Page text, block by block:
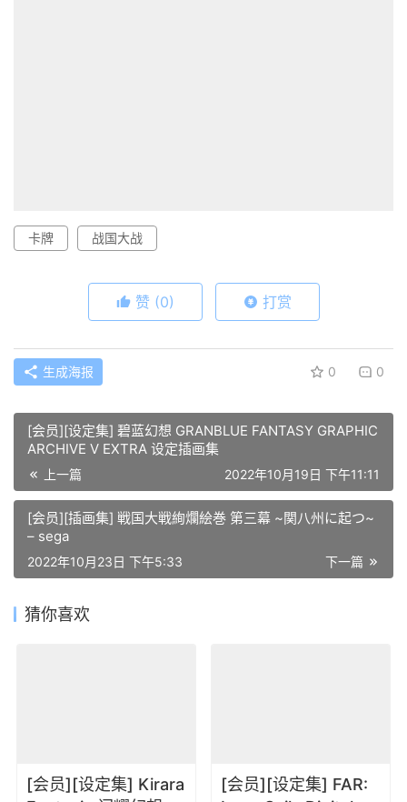
卡牌 战国大战
赞 (0) 打赏
生成海报 0 0
[会员][设定集] 碧蓝幻想 GRANBLUE FANTASY GRAPHIC
ARCHIVE V EXTRA 设定插画集
上一篇 2022年10月19日 下午11:11
[会员][插画集] 戦国大戦絢爛絵巻 第三幕 ~関八州に起つ~
– sega
下一篇
2022年10月23日 下午5:33
猜你喜欢
[会员][设定集] Kirara
[会员][设定集] FAR: